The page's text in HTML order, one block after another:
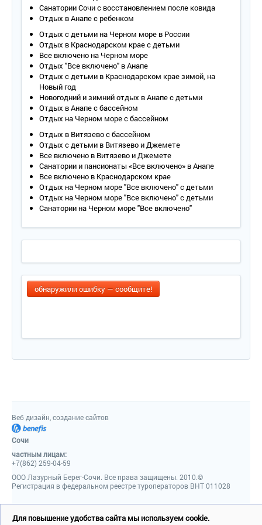
Сервис:
- смена белья – 1 раз в 3 дня;
- смена полотенец – ежедневно.
Санатории Сочи с восстановлением после ковида
Отдых в Анапе с ребенком
Отдых с детьми на Черном море в России
Отдых в Краснодарском крае с детьми
Все включено на Черном море
Отдых "Все включено" в Анапе
Отдых с детьми в Краснодарском крае зимой, на
Новый год
Новогодний и зимний отдых в Анапе с детьми
Отдых в Анапе с бассейном
Отдых на Черном море с бассейном
Отдых в Витязево с бассейном
Отдых с детьми в Витязево и Джемете
Все включено в Витязево и Джемете
Санатории и пансионаты «Все включено» в Анапе
Все включено в Краснодарском крае
Отдых на Черном море "Все включено" с детьми
Отдых на Черном море "Все включено" с детьми
Санатории на Черном море "Все включено"
обнаружили ошибку — сообщите!
Веб дизайн, создание сайтов
Сочи
частным лицам:
+7(862) 259-04-59
ООО Лазурный Берег-Сочи. Все права защищены. 2010.©
Регистрация в федеральном реестре туроператоров ВНТ 011028
Для повышение удобства сайта мы используем cookie.